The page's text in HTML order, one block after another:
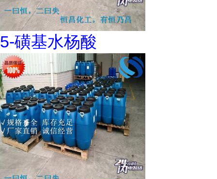
5-磺基水杨酸